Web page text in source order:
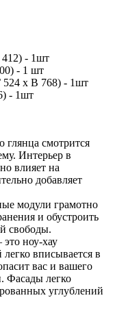
412) - 1шт
- 1 шт
х В 768) - 1шт
- 1шт
глянца смотрится
Интерьер в
влияет на
добавляет
модули грамотно
и обустроить
свободы.
это ноу-хау
вписывается в
вас и вашего
Фасады легко
углублений